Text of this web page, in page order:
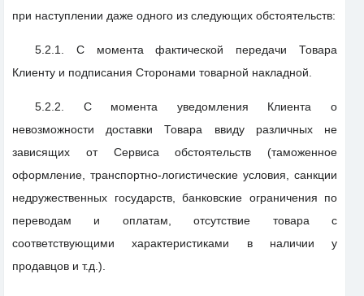
при наступлении даже одного из следующих обстоятельств:
5.2.1. С момента фактической передачи Товара
Клиенту и подписания Сторонами товарной накладной.
5.2.2. С момента уведомления Клиента о
невозможности доставки Товара ввиду различных не
зависящих от Сервиса обстоятельств (таможенное
оформление, транспортно-логистические условия, санкции
недружественных государств, банковские ограничения по
переводам и оплатам, отсутствие товара с
соответствующими характеристиками в наличии у
продавцов и т.д.).